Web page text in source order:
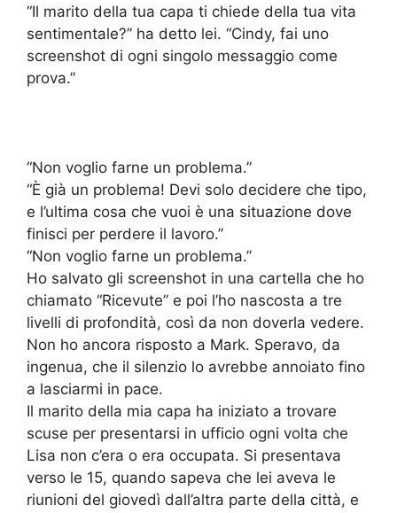
“Il marito della tua capa ti chiede della tua vita
sentimentale?” ha detto lei. “Cindy, fai uno
screenshot di ogni singolo messaggio come
prova.”
“Non voglio farne un problema.”
“È già un problema! Devi solo decidere che tipo,
e l’ultima cosa che vuoi è una situazione dove
finisci per perdere il lavoro.”
“Non voglio farne un problema.”
Ho salvato gli screenshot in una cartella che ho
chiamato “Ricevute” e poi l’ho nascosta a tre
livelli di profondità, così da non doverla vedere.
Non ho ancora risposto a Mark. Speravo, da
ingenua, che il silenzio lo avrebbe annoiato fino
a lasciarmi in pace.
Il marito della mia capa ha iniziato a trovare
scuse per presentarsi in ufficio ogni volta che
Lisa non c’era o era occupata. Si presentava
verso le 15, quando sapeva che lei aveva le
riunioni del giovedì dall’altra parte della città, e